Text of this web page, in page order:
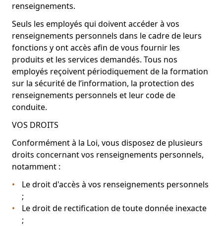
renseignements.
Seuls les employés qui doivent accéder à vos
renseignements personnels dans le cadre de leurs
fonctions y ont accès afin de vous fournir les
produits et les services demandés. Tous nos
employés reçoivent périodiquement de la formation
sur la sécurité de l’information, la protection des
renseignements personnels et leur code de
conduite.
VOS DROITS
Conformément à la Loi, vous disposez de plusieurs
droits concernant vos renseignements personnels,
notamment :
Le droit d'accès à vos renseignements personnels
;
Le droit de rectification de toute donnée inexacte
;